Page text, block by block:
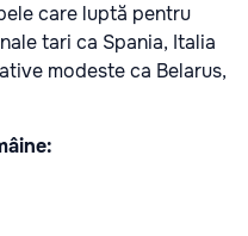
care luptă pentru
tari ca Spania, Italia
modeste ca Belarus,